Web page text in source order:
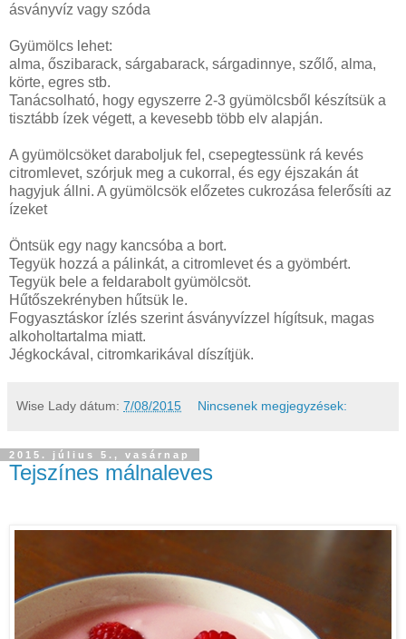
ásványvíz vagy szóda
Gyümölcs lehet:
alma, őszibarack, sárgabarack, sárgadinnye, szőlő, alma,
körte, egres stb.
Tanácsolható, hogy egyszerre 2-3 gyümölcsből készítsük a
tisztább ízek végett, a kevesebb több elv alapján.
A gyümölcsöket daraboljuk fel, csepegtessünk rá kevés
citromlevet, szórjuk meg a cukorral, és egy éjszakán át
hagyjuk állni. A gyümölcsök előzetes cukrozása felerősíti az
ízeket
Öntsük egy nagy kancsóba a bort.
Tegyük hozzá a pálinkát, a citromlevet és a gyömbért.
Tegyük bele a feldarabolt gyümölcsöt.
Hűtőszekrényben hűtsük le.
Fogyasztáskor ízlés szerint ásványvízzel hígítsuk, magas
alkoholtartalma miatt.
Jégkockával, citromkarikával díszítjük.
Wise Lady dátum: 7/08/2015 Nincsenek megjegyzések:
2015. július 5., vasárnap
Tejszínes málnaleves